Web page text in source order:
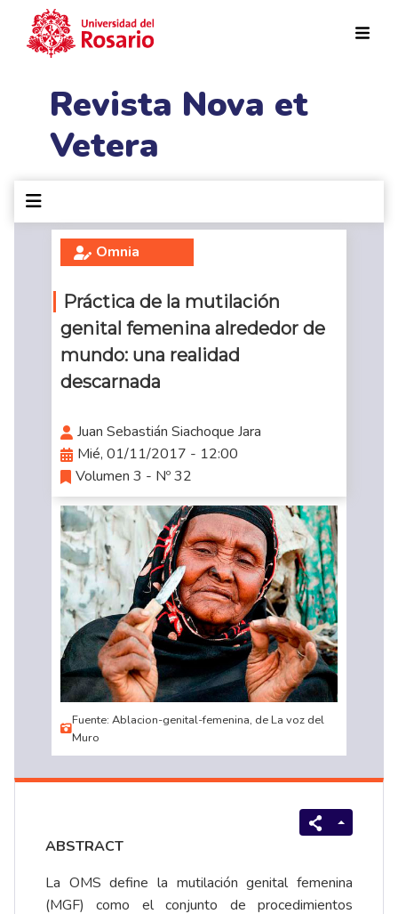
Revista Nova et
Vetera
Omnia
Práctica de la mutilación
genital femenina alrededor de
mundo: una realidad
descarnada
Juan Sebastián Siachoque Jara
Mié, 01/11/2017 - 12:00
Volumen 3 - Nº 32
Fuente: Ablacion-genital-femenina, de La voz del
Muro
ABSTRACT
La OMS define la mutilación genital femenina
(MGF) como el conjunto de procedimientos